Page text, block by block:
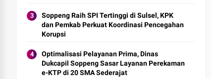
Soppeng Raih SPI Tertinggi di Sulsel, KPK
dan Pemkab Perkuat Koordinasi Pencegahan
Korupsi
Optimalisasi Pelayanan Prima, Dinas
Dukcapil Soppeng Sasar Layanan Perekaman
e-KTP di 20 SMA Sederajat